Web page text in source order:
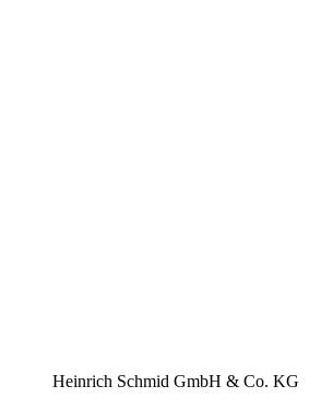
Heinrich Schmid GmbH & Co. KG